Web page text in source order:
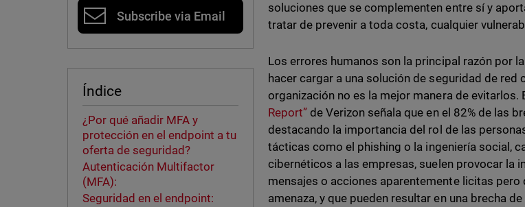
Subscribe via Email
Índice
¿Por qué añadir MFA y
protección en el endpoint a tu
oferta de seguridad?
Autenticación Multifactor
(MFA):
Seguridad en el endpoint:
soluciones que se complementen entre sí y
tratar de prevenir a toda costa, cualquier
Los errores humanos son la principal razón por
hacer cargar a una solución de seguridad de
organización no es la mejor manera de evitarlos.
Report” de Verizon señala que en el 82% de las
destacando la importancia del rol de las
tácticas como el phishing o la ingeniería social,
cibernéticos a las empresas, suelen provocar la
mensajes o acciones aparentemente licitas
amenaza, y que pueden resultar en una brecha